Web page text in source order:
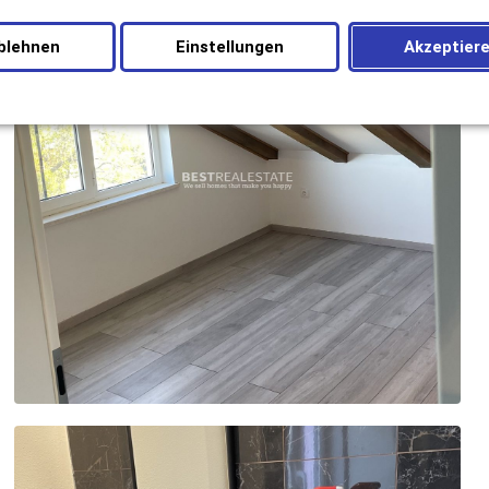
Einstellungen